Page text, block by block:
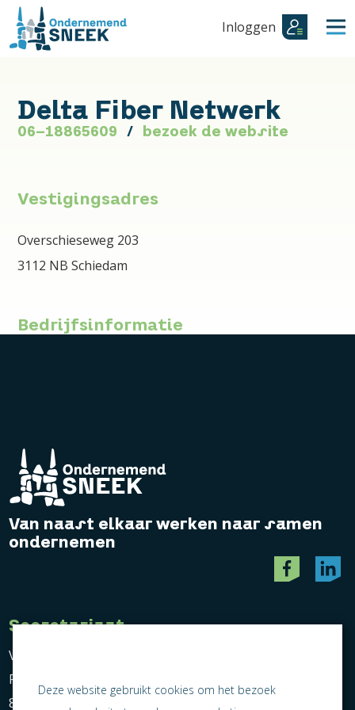
Inloggen
Delta Fiber Netwerk
06-18865609 bezoek de website
Vestigingsadres
Overschieseweg 203
3112 NB Schiedam
Bedrijfsinformatie
Van naast elkaar werken naar samen
ondernemen
Secretariaat
Vereniging Ondernemend Sneek
Postbus 464
8600 AL Sneek
Deze website gebruikt cookies om het bezoek